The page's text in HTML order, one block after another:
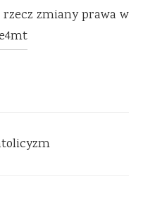
rzecz zmiany prawa w